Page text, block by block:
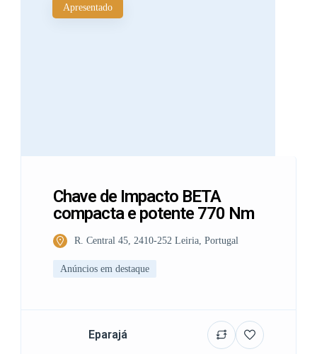
Apresentado
Chave de Impacto BETA
compacta e potente 770 Nm
R. Central 45, 2410-252 Leiria, Portugal
Anúncios em destaque
Eparajá